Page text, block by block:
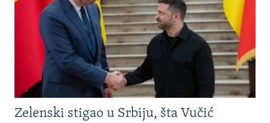
Zelenski stigao u Srbiju, šta Vučić